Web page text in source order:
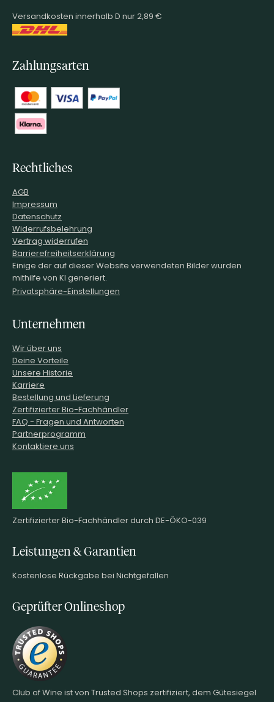
Versandkosten innerhalb D nur 2,89 €
Zahlungsarten
Rechtliches
AGB
Impressum
Datenschutz
Widerrufsbelehrung
Vertrag widerrufen
Barrierefreiheitserklärung
Einige der auf dieser Website verwendeten Bilder wurden
mithilfe von KI generiert.
Privatsphäre-Einstellungen
Unternehmen
Wir über uns
Deine Vorteile
Unsere Historie
Karriere
Bestellung und Lieferung
Zertifizierter Bio-Fachhändler
FAQ - Fragen und Antworten
Partnerprogramm
Kontaktiere uns
Zertifizierter Bio-Fachhändler durch DE-ÖKO-039
Leistungen & Garantien
Kostenlose Rückgabe bei Nichtgefallen
Geprüfter Onlineshop
Club of Wine ist von Trusted Shops zertifiziert, dem Gütesiegel